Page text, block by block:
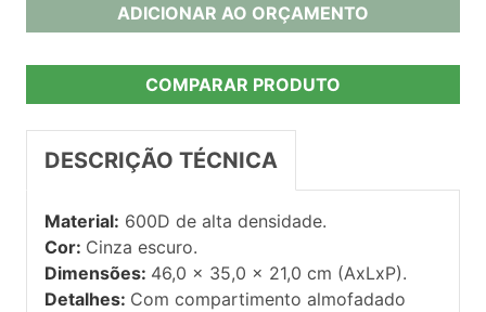
ADICIONAR AO ORÇAMENTO
COMPARAR PRODUTO
DESCRIÇÃO TÉCNICA
Material: 600D de alta densidade.
Cor: Cinza escuro.
Dimensões: 46,0 x 35,0 x 21,0 cm (AxLxP).
Detalhes: Com compartimento almofadado